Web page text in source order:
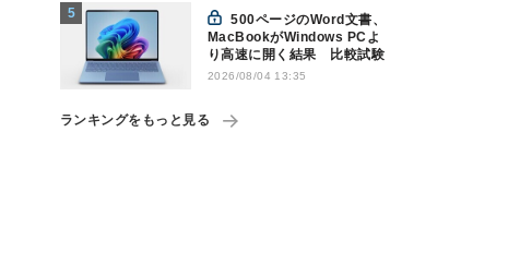
500ページのWord文書、
MacBookがWindows PCよ
り高速に開く結果 比較試験
2026/08/04 13:35
ランキングをもっと見る